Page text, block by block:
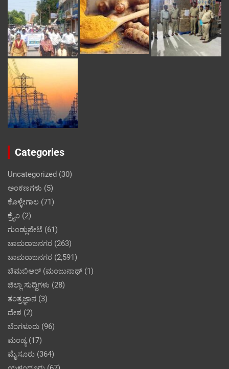
Categories
Uncategorized (30)
ಅಂಕಣಗಳು (5)
ಕೊಳ್ಳೇಗಾಲ (71)
ಕ್ರೈಂ (2)
ಗುಂಡ್ಲುಪೇಟೆ (61)
ಚಾಮರಾಜನಗರ (263)
ಚಾಮರಾಜನಗರ (2,591)
ಚಿಮಬಿಆರ್ (ಮಂಜುನಾಥ್ (1)
ಜಿಲ್ಲಾ ಸುದ್ದಿಗಳು (28)
ತಂತ್ರಜ್ಞಾನ (3)
ದೇಶ (2)
ಬೆಂಗಳೂರು (96)
ಮಂಡ್ಯ(17)
ಮೈಸೂರು (364)